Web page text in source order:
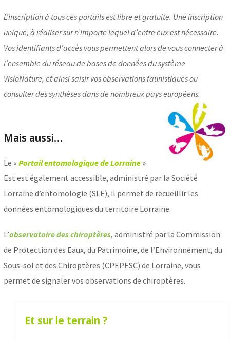
L’inscription à tous ces portails est libre et gratuite. Une inscription
unique, à réaliser sur n’importe lequel d’entre eux est nécessaire.
Vos identifiants d’accès vous permettent alors de vous connecter à
l’ensemble du réseau de bases de données du système
VisioNature, et ainsi saisir vos observations faunistiques ou
consulter des synthèses dans de nombreux pays européens.
Mais aussi…
Le «Portail entomologique de Lorraine »
Est est également accessible, administré par la Société
Lorraine d’entomologie (SLE), il permet de recueillir les
données entomologiques du territoire Lorraine.
L’observatoire des chiroptères, administré par la Commission
de Protection des Eaux, du Patrimoine, de l’Environnement, du
Sous-sol et des Chiroptères (CPEPESC) de Lorraine, vous
permet de signaler vos observations de chiroptères.
Et sur le terrain ?